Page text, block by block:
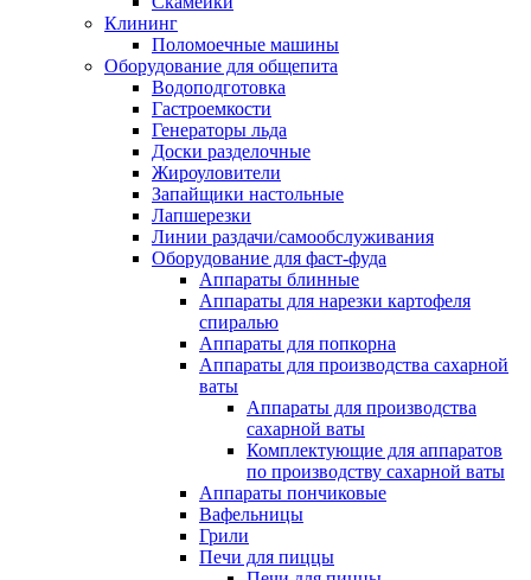
Клининг
Поломоечные машины
Оборудование для общепита
Водоподготовка
Гастроемкости
Генераторы льда
Доски разделочные
Жироуловители
Запайщики настольные
Лапшерезки
Линии раздачи/самообслуживания
Оборудование для фаст-фуда
Аппараты блинные
Аппараты для нарезки картофеля
спиралью
Аппараты для попкорна
Аппараты для производства сахарной
ваты
Аппараты для производства
сахарной ваты
Комплектующие для аппаратов
по производству сахарной ваты
Аппараты пончиковые
Вафельницы
Грили
Печи для пиццы